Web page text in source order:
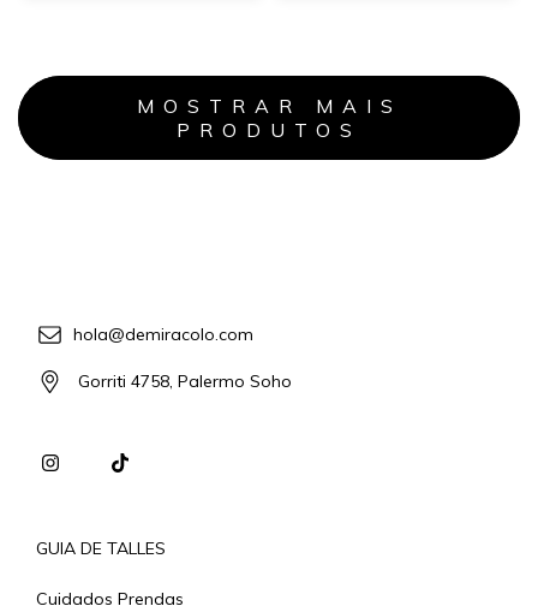
MOSTRAR MAIS
PRODUTOS
hola@demiracolo.com
Gorriti 4758, Palermo Soho
GUIA DE TALLES
Cuidados Prendas